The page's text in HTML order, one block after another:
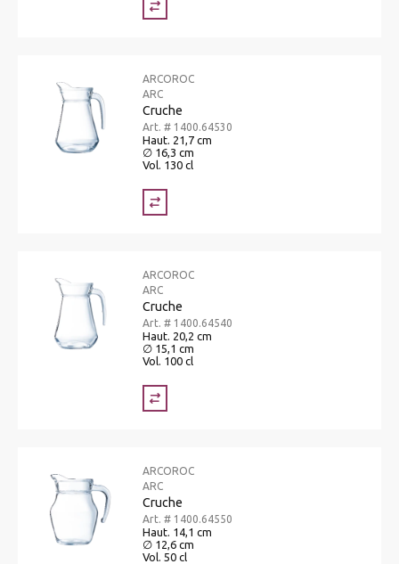
ARCOROC
ARC
Cruche
Art. # 1400.64530
Haut. 21,7 cm
∅ 16,3 cm
Vol. 130 cl
ARCOROC
ARC
Cruche
Art. # 1400.64540
Haut. 20,2 cm
∅ 15,1 cm
Vol. 100 cl
ARCOROC
ARC
Cruche
Art. # 1400.64550
Haut. 14,1 cm
∅ 12,6 cm
Vol. 50 cl